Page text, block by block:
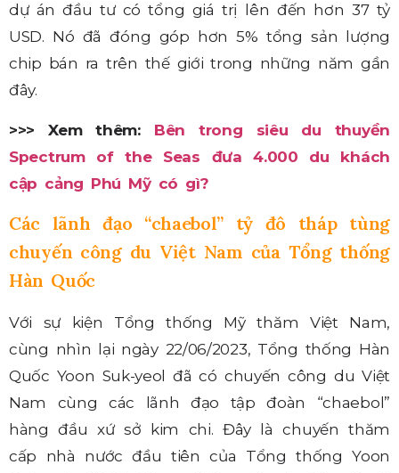
dự án đầu tư có tổng giá trị lên đến hơn 37 tỷ
USD. Nó đã đóng góp hơn 5% tổng sản lượng
chip bán ra trên thế giới trong những năm gần
đây.
>>> Xem thêm: Bên trong siêu du thuyền
Spectrum of the Seas đưa 4.000 du khách
cập cảng Phú Mỹ có gì?
Các lãnh đạo “chaebol” tỷ đô tháp tùng
chuyến công du Việt Nam của Tổng thống
Hàn Quốc
Với sự kiện Tổng thống Mỹ thăm Việt Nam,
cùng nhìn lại ngày 22/06/2023, Tổng thống Hàn
Quốc Yoon Suk-yeol đã có chuyến công du Việt
Nam cùng các lãnh đạo tập đoàn “chaebol”
hàng đầu xứ sở kim chi. Đây là chuyến thăm
cấp nhà nước đầu tiên của Tổng thống Yoon